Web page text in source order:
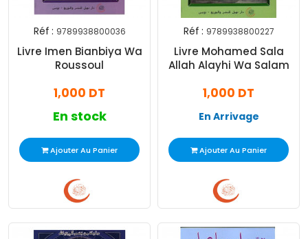
Réf : 9789938800036
Livre Imen Bianbiya Wa
Roussoul
1,000 DT
En stock
Ajouter Au Panier
Réf : 9789938800227
Livre Mohamed Sala
Allah Alayhi Wa Salam
1,000 DT
En Arrivage
Ajouter Au Panier